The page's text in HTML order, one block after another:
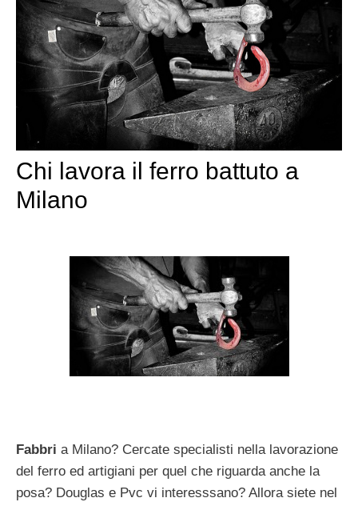
Chi lavora il ferro battuto a
Milano
Fabbri a Milano? Cercate specialisti nella lavorazione
del ferro ed artigiani per quel che riguarda anche la
posa? Douglas e Pvc vi interesssano? Allora siete nel